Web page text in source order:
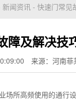
新闻资讯 - 快速门常见
障及解决技
来源：河南菲
场所高频使用的通行